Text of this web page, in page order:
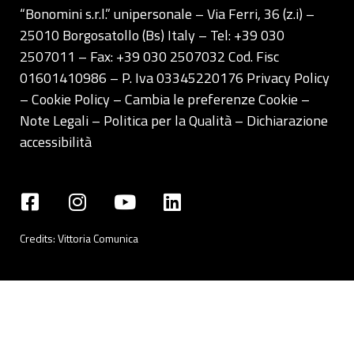
“Bonomini s.r.l.” unipersonale – Via Ferri, 36 (z.i) –
25010 Borgosatollo (Bs) Italy – Tel: +39 030
2507011 – Fax: +39 030 2507032 Cod. Fisc
01601410986 – P. Iva 03345220176 Privacy Policy
– Cookie Policy –Cambia le preferenze Cookie –
Note Legali– Politica per la Qualità– Dichiarazione
accessibilità
Credits:Vittoria Comunica